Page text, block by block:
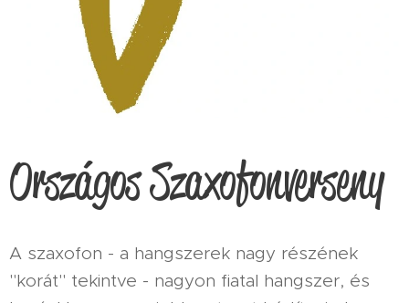
Országos Szaxofonverseny
A szaxofon - a hangszerek nagy részének
"korát" tekintve - nagyon fiatal hangszer, és